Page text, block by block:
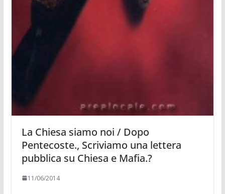
La Chiesa siamo noi / Dopo
Pentecoste., Scriviamo una lettera
pubblica su Chiesa e Mafia.?
11/06/2014